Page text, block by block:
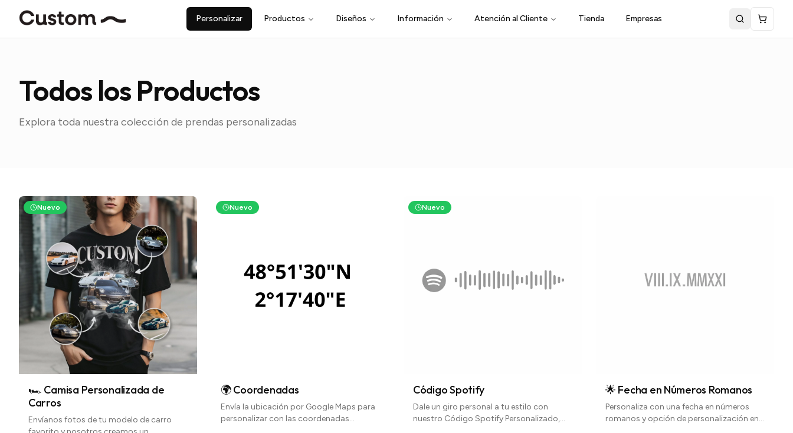
Personalizar Productos Diseños Información Atención al Cliente Tienda Empresas Buscar
Todos los Productos
Explora toda nuestra colección de prendas personalizadas
Nuevo
🏎 Camisa Personalizada de
Carros
Envíanos fotos de tu modelo de carro
Nuevo
🌍 Coordenadas
Envía la ubicación por Google Maps para
personalizar con las coordenadas
Nuevo
Código Spotify
Dale un giro personal a tu estilo con
nuestro Código Spotify Personalizado,
🌟 Fecha en Números Romanos
Personaliza con una fecha en números
romanos y opción de personalización en